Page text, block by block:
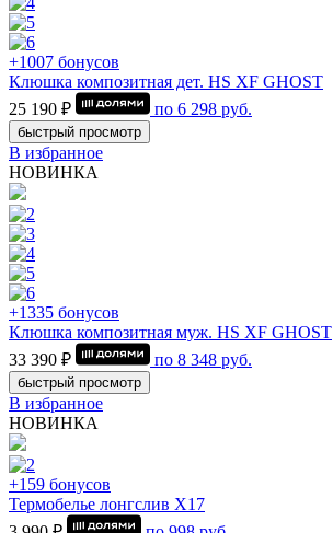
+1007 бонусов
Клюшка композитная дет. HS XF GHOST
25 190 ₽
по 6 298 руб.
быстрый просмотр
В избранное
НОВИНКА
+1335 бонусов
Клюшка композитная муж. HS XF GHOST
33 390 ₽
по 8 348 руб.
быстрый просмотр
В избранное
НОВИНКА
+159 бонусов
Термобелье лонгслив Х17